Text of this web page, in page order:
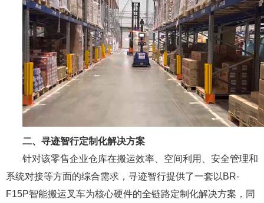
二、寻迹智行定制化解决方案
针对该零售企业仓库在搬运效率、空间利用、安全管理和
系统对接等方面的综合需求，寻迹智行提供了一套以BR-
F15P智能搬运叉车为核心硬件的全链路定制化解决方案，同